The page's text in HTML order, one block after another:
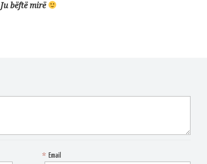
Ju bëftë mirë
Email
*